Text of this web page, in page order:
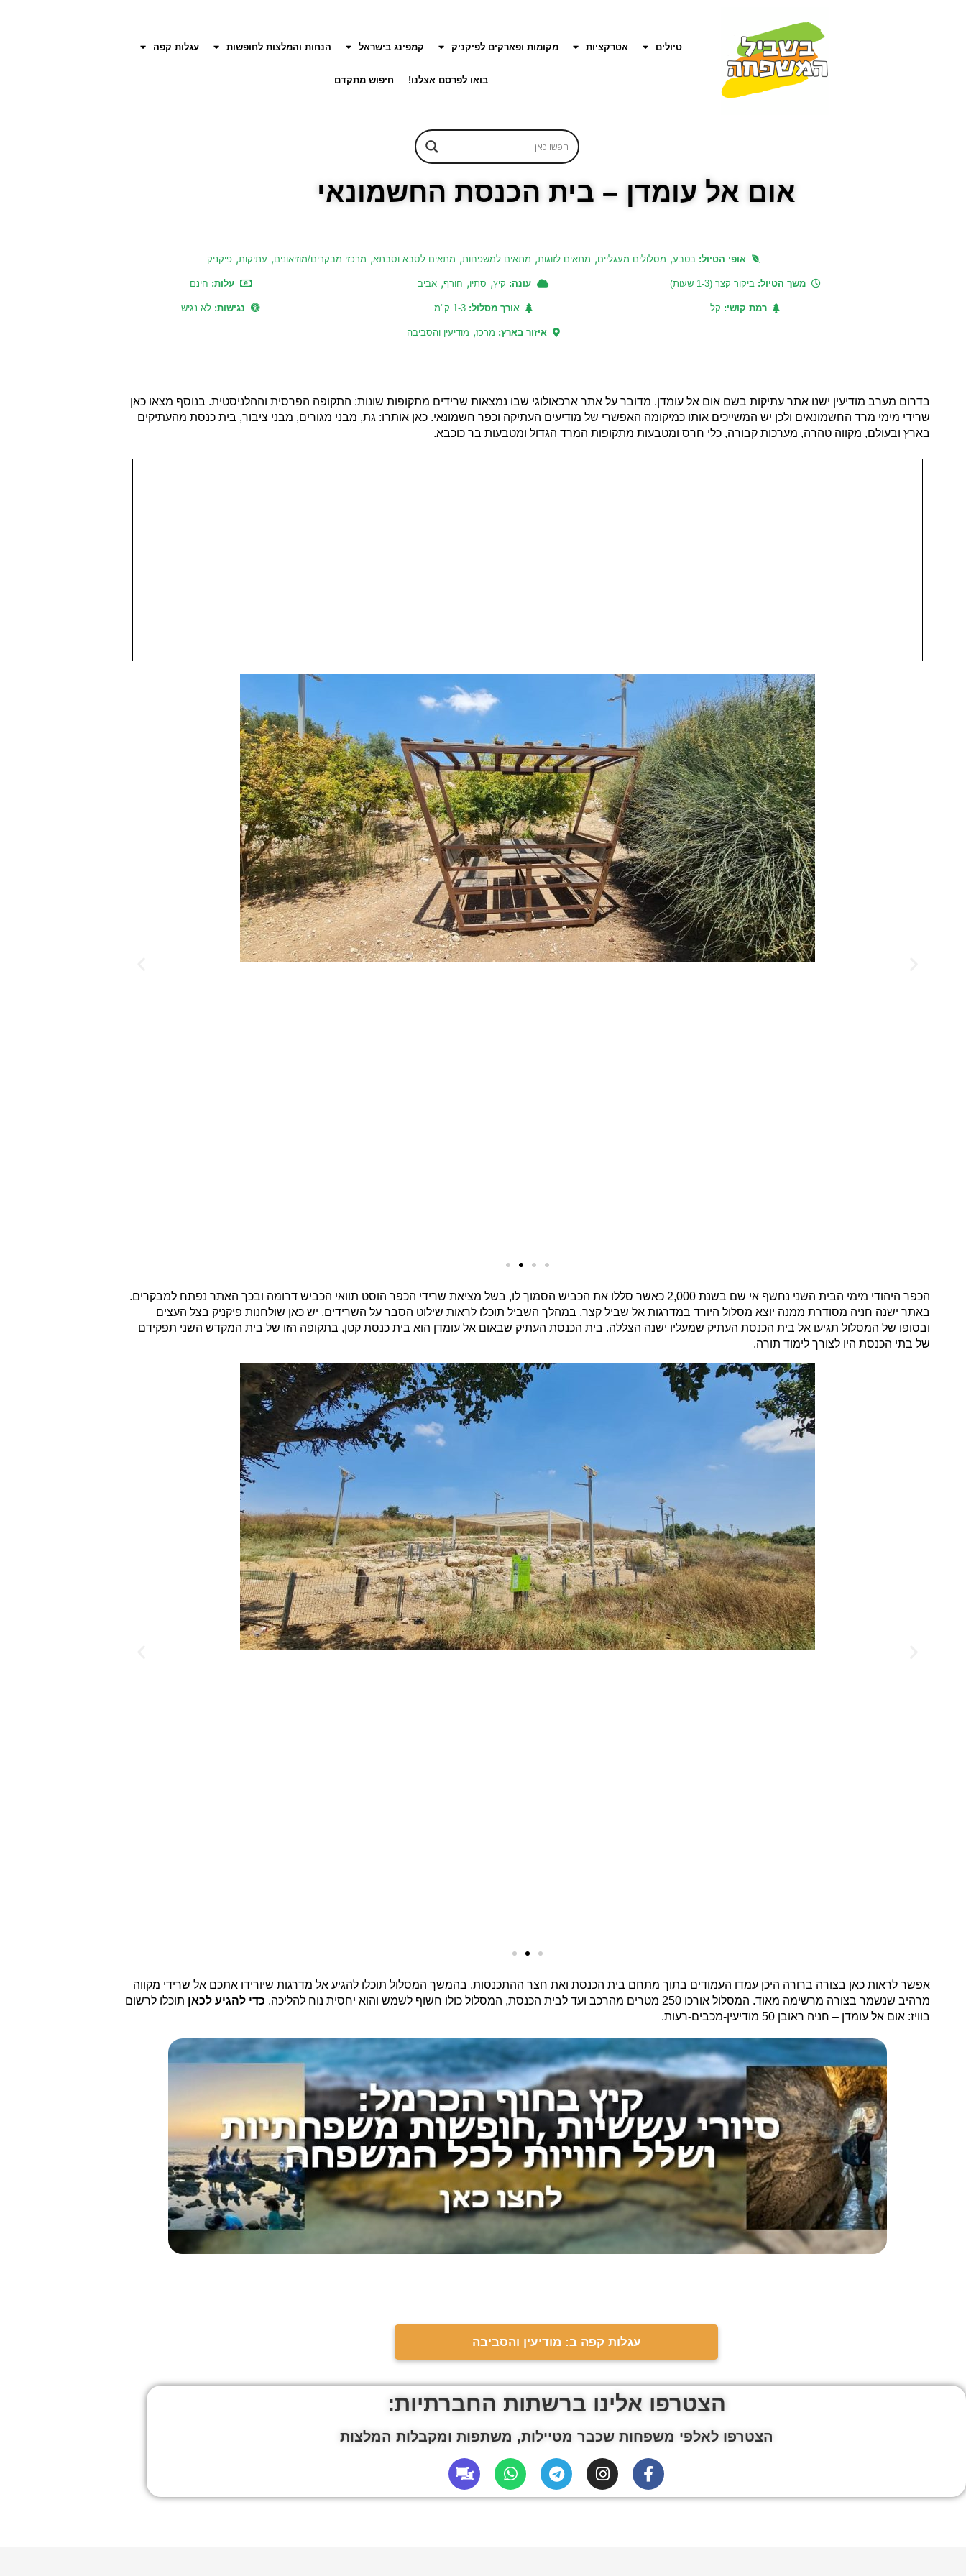
טיולים אטרקציות מקומות ופארקים לפיקניק קמפינג בישראל הנחות והמלצות לחופשות עגלות קפה
בואו לפרסם אצלנו! חיפוש מתקדם
אום אל עומדן – בית הכנסת החשמונאי
אופי הטיול:בטבע, מסלולים מעגליים, מתאים לזוגות, מתאים למשפחות, מתאים לסבא וסבתא, מרכזי מבקרים/מוזיאונים, עתיקות, פיקניק
משך הטיול:ביקור קצר (1-3 שעות) עונה: קיץ, סתיו, חורף, אביב עלות: חינם
רמת קושי: קל אורך מסלול:1-3 ק"מ נגישות: לא נגיש
איזור בארץ: מרכז, מודיעין והסביבה
בדרום מערב מודיעין ישנו אתר עתיקות בשם אום אל עומדן. מדובר על אתר ארכאולוגי שבו נמצאות שרידים מתקופות שונות: התקופה הפרסית וההלניסטית. בנוסף מצאו כאן
שרידי מימי מרד החשמונאים ולכן יש המשייכים אותו כמיקומה האפשרי של מודיעים העתיקה וכפר חשמונאי. כאן אותרו: גת, מבני מגורים, מבני ציבור, בית כנסת מהעתיקים
בארץ ובעולם, מקווה טהרה, מערכות קבורה, כלי חרס ומטבעות מתקופות המרד הגדול ומטבעות בר כוכבא.
הכפר היהודי מימי הבית השני נחשף אי שם בשנת 2,000 כאשר סללו את הכביש הסמוך לו, בשל מציאת שרידי הכפר הוסט תוואי הכביש דרומה ובכך האתר נפתח למבקרים.
באתר ישנה חניה מסודרת ממנה יוצא מסלול היורד במדרגות אל שביל קצר. במהלך השביל תוכלו לראות שילוט הסבר על השרידים, יש כאן שולחנות פיקניק בצל העצים
ובסופו של המסלול תגיעו אל בית הכנסת העתיק שמעליו ישנה הצללה. בית הכנסת העתיק שבאום אל עומדן הוא בית כנסת קטן, בתקופה הזו של בית המקדש השני תפקידם
של בתי הכנסת היו לצורך לימוד תורה.
אפשר לראות כאן בצורה ברורה היכן עמדו העמודים בתוך מתחם בית הכנסת ואת חצר ההתכנסות. בהמשך המסלול תוכלו להגיע אל מדרגות שיורידו אתכם אל שרידי מקווה
מרהיב שנשמר בצורה מרשימה מאוד. המסלול אורכו 250 מטרים מהרכב ועד לבית הכנסת, המסלול כולו חשוף לשמש והוא יחסית נוח להליכה.
כדי להגיע לכאן תוכלו לרשום
בוויז: אום אל עומדן – חניה ראובן 50 מודיעין-מכבים-רעות.
עגלות קפה ב: מודיעין והסביבה
הצטרפו אלינו ברשתות החברתיות:
הצטרפו לאלפי משפחות שכבר מטיילות, משתפות ומקבלות המלצות